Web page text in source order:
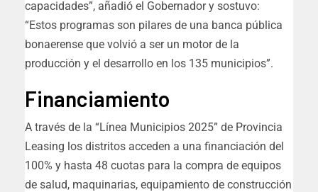
capacidades”, añadió el Gobernador y sostuvo:
“Estos programas son pilares de una banca pública
bonaerense que volvió a ser un motor de la
producción y el desarrollo en los 135 municipios”.
Financiamiento
A través de la “Línea Municipios 2025” de Provincia
Leasing los distritos acceden a una financiación del
100% y hasta 48 cuotas para la compra de equipos
de salud, maquinarias, equipamiento de construcción